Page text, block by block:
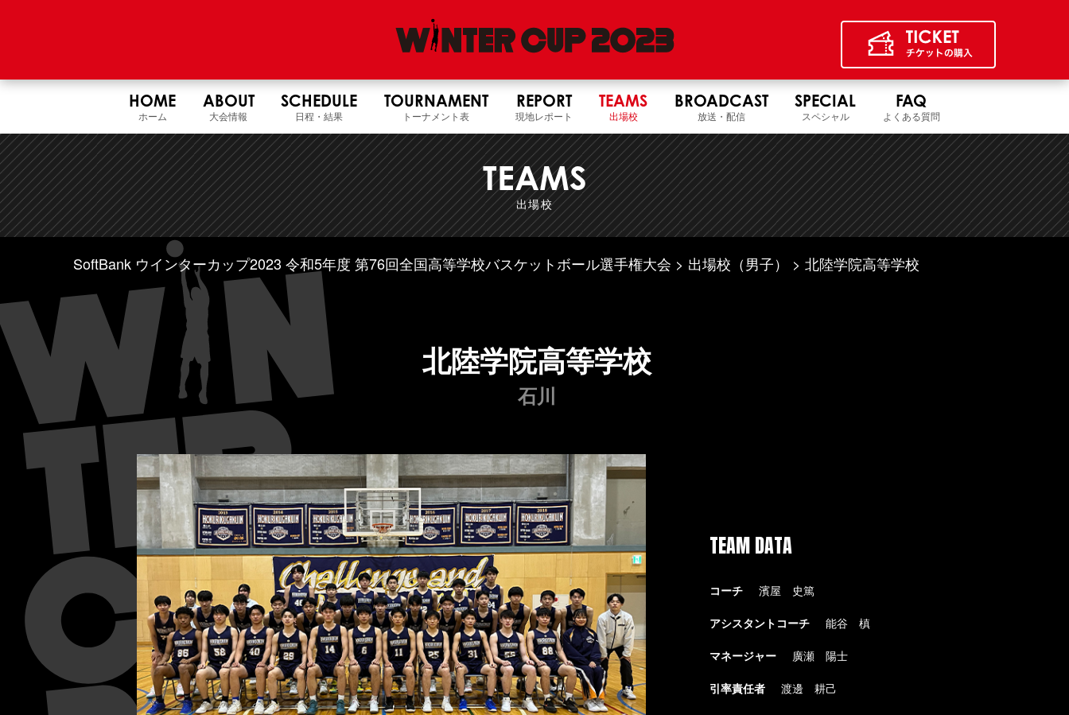
HOME
ホーム
ABOUT
大会情報
SCHEDULE
日程・結果
TOURNAMENT
トーナメント表
REPORT
現地レポート
TEAMS
出場校
BROADCAST
放送・配信
SPECIAL
スペシャル
FAQ
よくある質問
TEAMS
出場校
SoftBank ウインターカップ2023 令和5年度 第76回全国高等学校バスケットボール選手権大会 出場校（男子） 北陸学院高等学校
北陸学院高等学校
石川
TEAM DATA
コーチ 濱屋 史篤
アシスタントコーチ 能谷 槙
マネージャー 廣瀬 陽士
引率責任者 渡邊 耕己